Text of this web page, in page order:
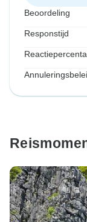
Beoordeling
Responstijd